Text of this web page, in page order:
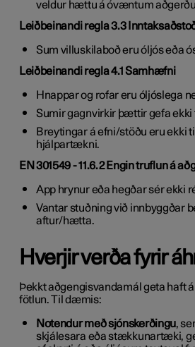
veldur hættu á óvæntum
Leiðbeinandi regla 3.3
Sum villuskilaboð eru óljós eða
Leiðbeinandi regla 4.1 Samhæfni
Hnappar og rofar eru óljóslega
Sumir gagnvirkir þættir gefa ekki
Breytingar á efni/stöðu eru ekki
hjálpartækni.
EN 301549 - 11.6.2 Engin truflun á
App hrynur eða hegðar sér ekki
Vantar stuðning við innbyggðar
aftur/hætta.
Hverjir verða fyrir
Þekkt aðgengisvandamál geta haft
fötlun. Til dæmis:
Notendur með sjónskerðingu,
skjálesara eða stækkunartæki,